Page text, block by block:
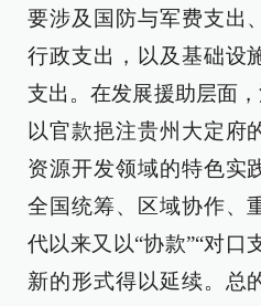
要涉及国防与军费支出
行政支出，以及基础设
支出。在发展援助层面，
以官款挹注贵州大定府
资源开发领域的特色实
全国统筹、区域协作、
代以来又以“协款”“对口
新的形式得以延续。总